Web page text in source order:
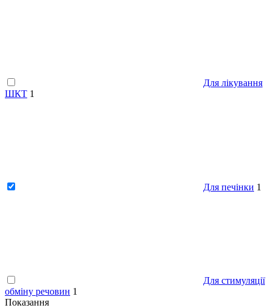
Для лікування
ШКТ 1
Для печінки 1
Для стимуляції
обміну речовин 1
Показання